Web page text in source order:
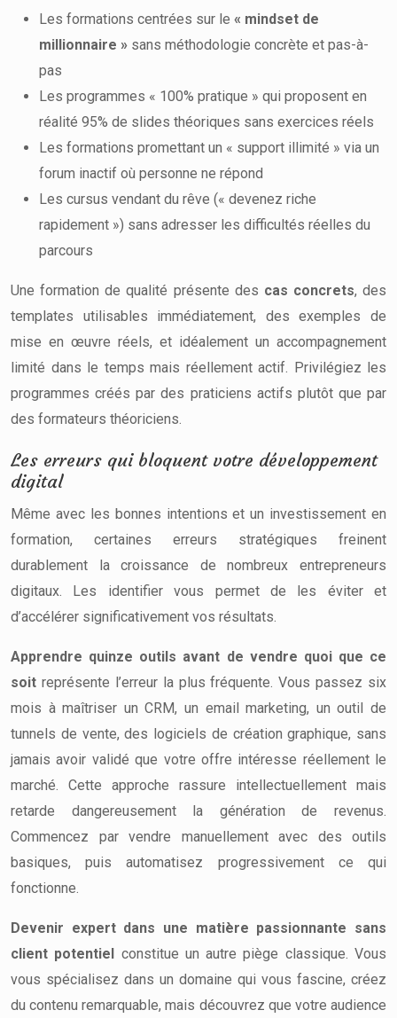
Les formations centrées sur le « mindset de
millionnaire » sans méthodologie concrète et pas-à-
pas
Les programmes « 100% pratique » qui proposent en
réalité 95% de slides théoriques sans exercices réels
Les formations promettant un « support illimité » via un
forum inactif où personne ne répond
Les cursus vendant du rêve (« devenez riche
rapidement ») sans adresser les difficultés réelles du
parcours
Une formation de qualité présente des cas concrets, des
templates utilisables immédiatement, des exemples de
mise en œuvre réels, et idéalement un accompagnement
limité dans le temps mais réellement actif. Privilégiez les
programmes créés par des praticiens actifs plutôt que par
des formateurs théoriciens.
Les erreurs qui bloquent votre développement
digital
Même avec les bonnes intentions et un investissement en
formation, certaines erreurs stratégiques freinent
durablement la croissance de nombreux entrepreneurs
digitaux. Les identifier vous permet de les éviter et
d’accélérer significativement vos résultats.
Apprendre quinze outils avant de vendre quoi que ce
soit représente l’erreur la plus fréquente. Vous passez six
mois à maîtriser un CRM, un email marketing, un outil de
tunnels de vente, des logiciels de création graphique, sans
jamais avoir validé que votre offre intéresse réellement le
marché. Cette approche rassure intellectuellement mais
retarde dangereusement la génération de revenus.
Commencez par vendre manuellement avec des outils
basiques, puis automatisez progressivement ce qui
fonctionne.
Devenir expert dans une matière passionnante sans
client potentiel constitue un autre piège classique. Vous
vous spécialisez dans un domaine qui vous fascine, créez
du contenu remarquable, mais découvrez que votre audience